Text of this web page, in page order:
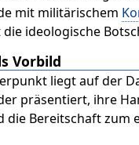
mit militärischem
ideologische
Vorbild
liegt auf der
präsentiert, ihre
die Bereitschaft